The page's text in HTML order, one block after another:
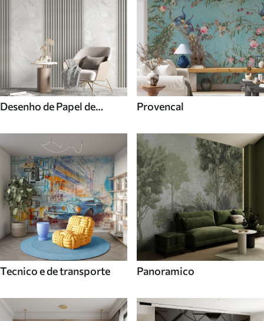
Desenho de Papel de
Provencal
Tecnico e de transporte Panoramico